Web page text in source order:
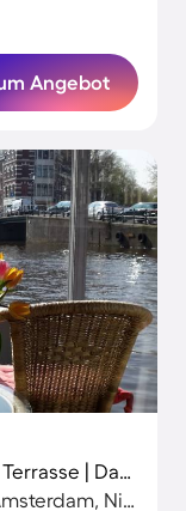
Angebot
Hausboot mit privatem Pool und Terrasse | Dam-Nähe | Stadtblick
Amsterdam, Verwaltung von Amsterdam, Niederlande